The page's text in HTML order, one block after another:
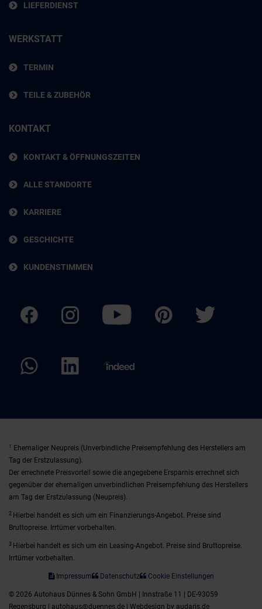
LIEFERDIENST
WERKSTATT
TERMIN
TEILE & ZUBEHÖR
KONTAKT
KONTAKT & ÖFFNUNGSZEITEN
ALLE STANDORTE
KARRIERE
GESCHICHTE
KUNDENSTIMMEN
1
Ehemaliger Neupreis (Unverbindliche Preisempfehlung des Herstellers am
Tag der Erstzulassung).
Der errechnete Preisvorteil sowie die angegebene Ersparnis errechnet sich
gegenüber der ehemaligen unverbindlichen Preisempfehlung des Herstellers
am Tag der Erstzulassung (Neupreis).
2 Hierbei handelt es sich um ein Finanzierungs-Angebot. Preise sind
Bruttopreise. Irrtümer vorbehalten.
3 Hierbei handelt es sich um ein Leasing-Angebot. Preise sind Bruttopreise.
Irrtümer vorbehalten.
Impressum Datenschutz Cookie Einstellungen
© 2026 Autohaus Dünnes & Sohn GmbH | Innstraße 11 | DE-93059
Regensburg | autohaus@duennes.de | Webdesign by audaris.de